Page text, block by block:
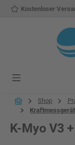
Zum Hauptinhalt
Kostenloser
Shop
K-Myo V3